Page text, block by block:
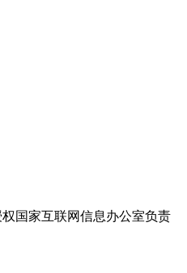
国家互联网信息办公室负责